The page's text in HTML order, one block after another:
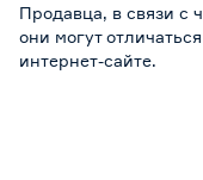
Продавца, в связи с
они могут
интернет-сайте.